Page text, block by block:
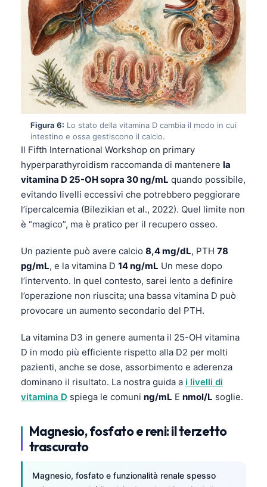
Figura 6: Lo stato della vitamina D cambia il modo in cui
intestino e ossa gestiscono il calcio.
Il Fifth International Workshop on primary
hyperparathyroidism raccomanda di mantenere la
vitamina D 25-OH sopra 30 ng/mL quando possibile,
evitando livelli eccessivi che potrebbero peggiorare
l’ipercalcemia (Bilezikian et al., 2022). Quel limite non
è “magico”, ma è pratico per il recupero osseo.
Un paziente può avere calcio 8,4 mg/dL, PTH 78
pg/mL, e la vitamina D 14 ng/mL Un mese dopo
l’intervento. In quel contesto, sarei lento a definire
l’operazione non riuscita; una bassa vitamina D può
provocare un aumento secondario del PTH.
La vitamina D3 in genere aumenta il 25-OH vitamina
D in modo più efficiente rispetto alla D2 per molti
pazienti, anche se dose, assorbimento e aderenza
dominano il risultato. La nostra guida a i livelli di
vitamina D spiega le comuni ng/mL E nmol/L soglie.
Magnesio, fosfato e reni: il terzetto
trascurato
Magnesio, fosfato e funzionalità renale spesso
Bahasa Melayu
Tagalog
ဗမာစာ
ភាសាខ្មែរ
Kiswahili
አማርኛ
O‘zbekcha
Català
Қазақ тілі
Hrvatski
Slovenčina
كوردی‎
پښتو
سنڌي
සිංහල
অসমীয়া
Galego
Latviešu valoda
Македонски јазик
Euskara
Gàidhlig